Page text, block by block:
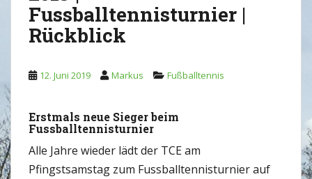
Fussballtennisturnier |
Rückblick
12. Juni 2019 Markus Fußballtennis
Erstmals neue Sieger beim
Fussballtennisturnier
Alle Jahre wieder lädt der TCE am
Pfingstsamstag zum Fussballtennisturnier auf